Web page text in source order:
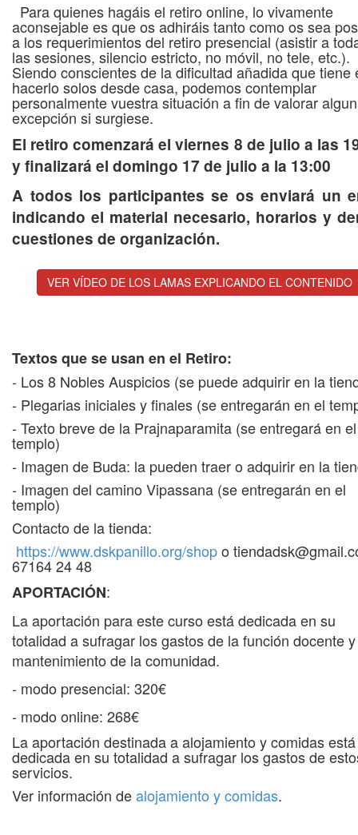
Para quienes hagáis el retiro online, lo vivamente
aconsejable es que os adhiráis tanto como os sea
a los requerimientos del retiro presencial (asistir a
las sesiones, silencio estricto, no móvil, no tele, etc.).
Siendo conscientes de la dificultad añadida que tiene
hacerlo solos desde casa, podemos contemplar
personalmente vuestra situación a fin de valorar
excepción si surgiese.
El retiro comenzará el viernes 8 de julio a las
y finalizará el domingo 17 de julio a la 13:00
A todos los participantes se os enviará un
indicando el material necesario, horarios y
cuestiones de organización.
VER VÍDEO DE LOS LAMAS EXPLICANDO EL CONTENIDO
Textos que se usan en el Retiro:
- Los 8 Nobles Auspicios (se puede adquirir en la
- Plegarias iniciales y finales (se entregarán en el
- Texto breve de la Prajnaparamita (se entregará en el
templo)
- Imagen de Buda: la pueden traer o adquirir en la
- Imagen del camino Vipassana (se entregarán en el
templo)
Contacto de la tienda:
https://www.dskpanillo.org/shopo
67164 24 48
APORTACIÓN:
La aportación para este curso está dedicada en su
totalidad a sufragar los gastos de la función docente
mantenimiento de la comunidad.
- modo presencial: 320€
- modo online: 268€
La aportación destinada a alojamiento y comidas está
dedicada en su totalidad a sufragar los gastos de
servicios.
Ver información dealojamiento y comidas.